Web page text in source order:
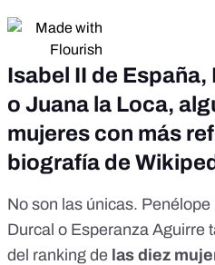
Isabel II de
o Juana la Loca,
mujeres con más
biografía de
No son las únicas.
Durcal o Esperanza Aguirre
del ranking de las diez